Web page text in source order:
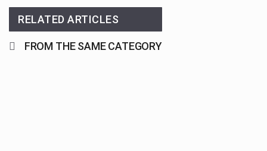
RELATED ARTICLES
FROM THE SAME CATEGORY